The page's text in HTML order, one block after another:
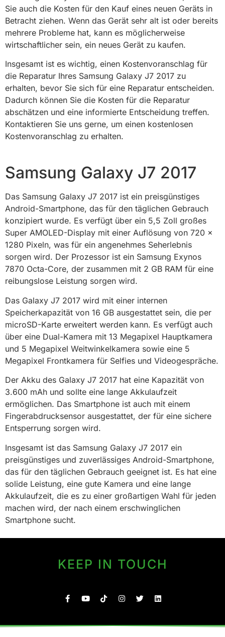
Sie auch die Kosten für den Kauf eines neuen Geräts in
Betracht ziehen. Wenn das Gerät sehr alt ist oder bereits
mehrere Probleme hat, kann es möglicherweise
wirtschaftlicher sein, ein neues Gerät zu kaufen.
Insgesamt ist es wichtig, einen Kostenvoranschlag für
die Reparatur Ihres Samsung Galaxy J7 2017 zu
erhalten, bevor Sie sich für eine Reparatur entscheiden.
Dadurch können Sie die Kosten für die Reparatur
abschätzen und eine informierte Entscheidung treffen.
Kontaktieren Sie uns gerne, um einen kostenlosen
Kostenvoranschlag zu erhalten.
Samsung Galaxy J7 2017
Das Samsung Galaxy J7 2017 ist ein preisgünstiges
Android-Smartphone, das für den täglichen Gebrauch
konzipiert wurde. Es verfügt über ein 5,5 Zoll großes
Super AMOLED-Display mit einer Auflösung von 720 x
1280 Pixeln, was für ein angenehmes Seherlebnis
sorgen wird. Der Prozessor ist ein Samsung Exynos
7870 Octa-Core, der zusammen mit 2 GB RAM für eine
reibungslose Leistung sorgen wird.
Das Galaxy J7 2017 wird mit einer internen
Speicherkapazität von 16 GB ausgestattet sein, die per
microSD-Karte erweitert werden kann. Es verfügt auch
über eine Dual-Kamera mit 13 Megapixel Hauptkamera
und 5 Megapixel Weitwinkelkamera sowie eine 5
Megapixel Frontkamera für Selfies und Videogespräche.
Der Akku des Galaxy J7 2017 hat eine Kapazität von
3.600 mAh und sollte eine lange Akkulaufzeit
ermöglichen. Das Smartphone ist auch mit einem
Fingerabdrucksensor ausgestattet, der für eine sichere
Entsperrung sorgen wird.
Insgesamt ist das Samsung Galaxy J7 2017 ein
preisgünstiges und zuverlässiges Android-Smartphone,
das für den täglichen Gebrauch geeignet ist. Es hat eine
solide Leistung, eine gute Kamera und eine lange
Akkulaufzeit, die es zu einer großartigen Wahl für jeden
machen wird, der nach einem erschwinglichen
Smartphone sucht.
KEEP IN TOUCH